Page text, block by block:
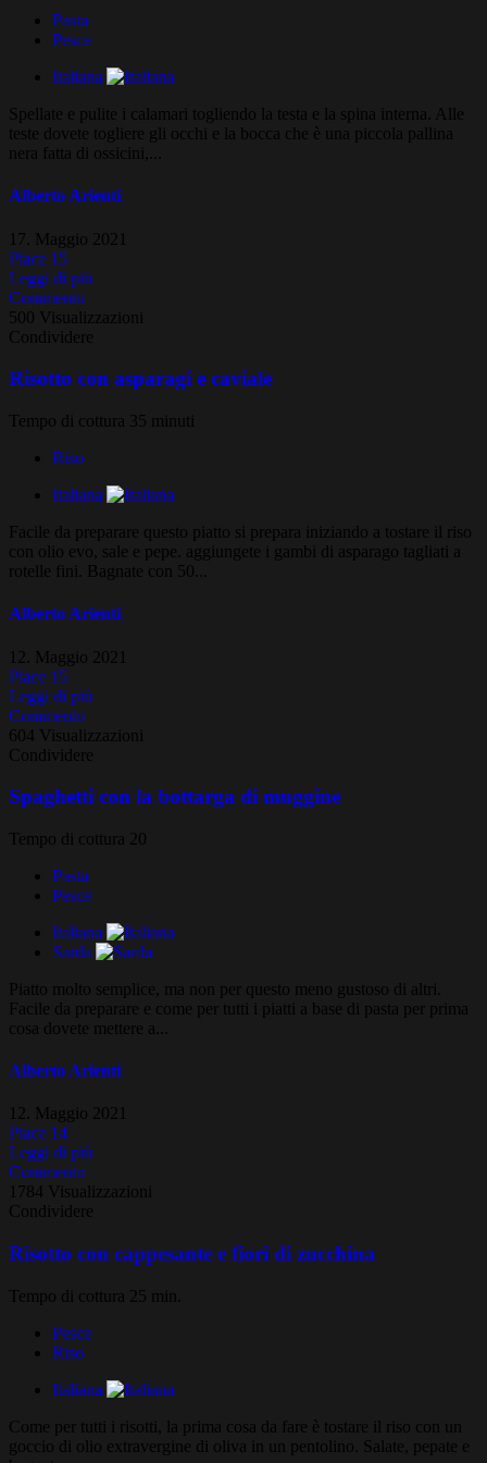
Pasta
Pesce
Italiana
Spellate e pulite i calamari togliendo la testa e la spina interna. Alle
teste dovete togliere gli occhi e la bocca che è una piccola pallina
nera fatta di ossicini,...
Alberto Arienti
17. Maggio 2021
Piace 15
Leggi di più
Commento
500 Visualizzazioni
Condividere
Risotto con asparagi e caviale
Tempo di cottura 35 minuti
Riso
Italiana
Facile da preparare questo piatto si prepara iniziando a tostare il riso
con olio evo, sale e pepe. aggiungete i gambi di asparago tagliati a
rotelle fini. Bagnate con 50...
Alberto Arienti
12. Maggio 2021
Piace 15
Leggi di più
Commento
604 Visualizzazioni
Condividere
Spaghetti con la bottarga di muggine
Tempo di cottura 20
Pasta
Pesce
Italiana
Sarda
Piatto molto semplice, ma non per questo meno gustoso di altri.
Facile da preparare e come per tutti i piatti a base di pasta per prima
cosa dovete mettere a...
Alberto Arienti
12. Maggio 2021
Piace 14
Leggi di più
Commento
1784 Visualizzazioni
Condividere
Risotto con cappesante e fiori di zucchina
Tempo di cottura 25 min.
Pesce
Riso
Italiana
Come per tutti i risotti, la prima cosa da fare è tostare il riso con un
goccio di olio extravergine di oliva in un pentolino. Salate, pepate e